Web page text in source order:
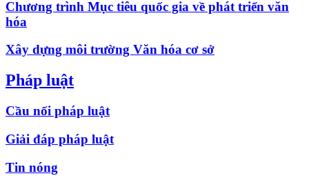
Chương trình Mục tiêu quốc gia về phát triển văn
hóa
Xây dựng môi trường Văn hóa cơ sở
Pháp luật
Cầu nối pháp luật
Giải đáp pháp luật
Tin nóng